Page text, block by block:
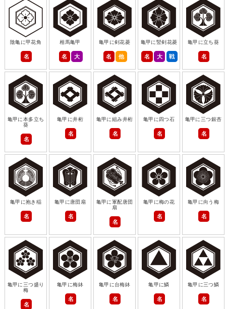
陰亀に甲花角
名
相馬亀甲
名 大
亀甲に剣花菱
名 他
亀甲に竪剣花菱
名 大 戦
亀甲に立ち葵
名
亀甲に本多立ち
葵
名
亀甲に井桁
名
亀甲に組み井桁
名
亀甲に四つ石
名
亀甲に三つ銀杏
名
亀甲に抱き稲
名
亀甲に唐団扇
名
亀甲に軍配唐団
扇
名
亀甲に梅の花
名
亀甲に向う梅
名
亀甲に三つ盛り
梅
名
亀甲に梅鉢
名
亀甲に台梅鉢
名
亀甲に鱗
名
亀甲に三つ鱗
名